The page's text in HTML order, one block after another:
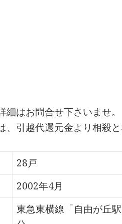
はお問合せ下さいませ。
引越代還元金より相殺と
28戸
2002年4月
東急東横線「自由が丘